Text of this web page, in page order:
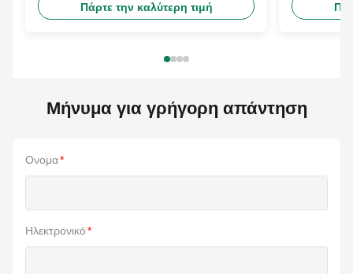
Πάρτε την καλύτερη τιμή
Μήνυμα για γρήγορη απάντηση
Ονομα*
Ηλεκτρονικό*